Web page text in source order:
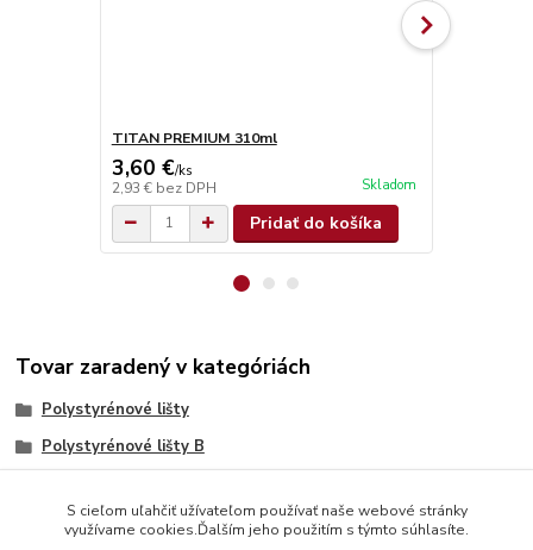
TITAN PREMIUM 310ml
3,60 €/ks
2,93 € bez DPH Skladom
Pridať do košíka
Tovar zaradený v kategóriách
Polystyrénové lišty
Polystyrénové lišty B
S cieľom uľahčiť užívateľom používať naše webové stránky
využívame cookies.Ďalším jeho použitím s týmto súhlasíte.